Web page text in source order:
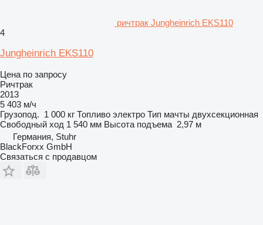
ричтрак Jungheinrich EKS110
4
Jungheinrich EKS110
Цена по запросу
Ричтрак
2013
5 403 м/ч
Грузопод. 1 000 кг Топливо электро Тип мачты двухсекционная
Свободный ход 1 540 мм Высота подъема 2,97 м
Германия, Stuhr
BlackForxx GmbH
Связаться с продавцом